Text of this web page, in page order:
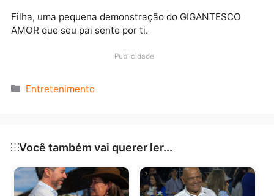
Em sua pele, agora, há um desenho lindo, de sua mão
segurando a da pequena. Na legenda da foto, Leo
se segurou e fez uma declaração para lá de fofa:
Filha, uma pequena demonstração do GIGANTESCO
Entretenimento